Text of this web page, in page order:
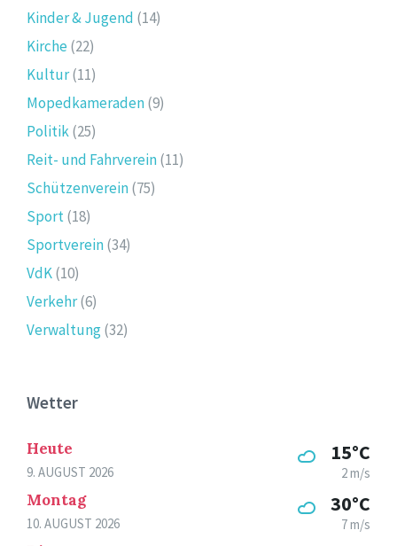
Kinder & Jugend (14)
Kirche(22)
Kultur(11)
Mopedkameraden(9)
Politik(25)
Reit- und Fahrverein(11)
Schützenverein(75)
Sport(18)
Sportverein(34)
VdK(10)
Verkehr(6)
Verwaltung(32)
Wetter
Heute
9. AUGUST 2026
15°C
2 m/s
Montag
10. AUGUST 2026
30°C
7 m/s